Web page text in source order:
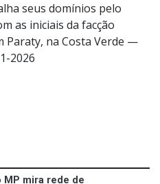
seus domínios pelo
as iniciais da facção
Paraty, na Costa Verde —
2026
MP mira rede de